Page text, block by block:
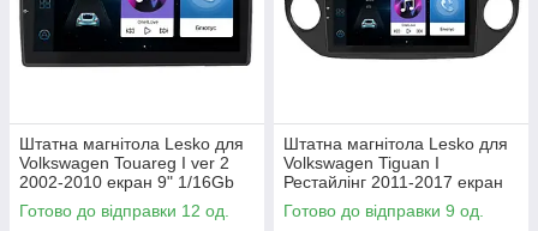
Штатна магнітола Lesko для
Volkswagen Touareg I ver 2
2002-2010 екран 9" 1/16Gb
Wi-Fi GPS Base Туарег 12 шт.
Готово до відправки 12 од.
Штатна магнітола Lesko для
Volkswagen Tiguan I
Рестайлінг 2011-2017 екран
9" 1/16Gb Wi-Fi GPS Base 9
шт.
Готово до відправки 9 од.